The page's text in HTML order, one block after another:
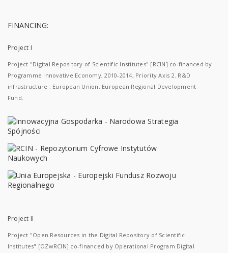
FINANCING:
Project I
Project "Digital Repository of Scientific Institutes" [RCIN] co-financed by
Programme Innovative Economy, 2010-2014, Priority Axis 2. R&D
infrastructure ; European Union. European Regional Development
Fund.
Project II
Project "Open Resources in the Digital Repository of Scientific
Institutes" [OZwRCIN] co-financed by Operational Program Digital